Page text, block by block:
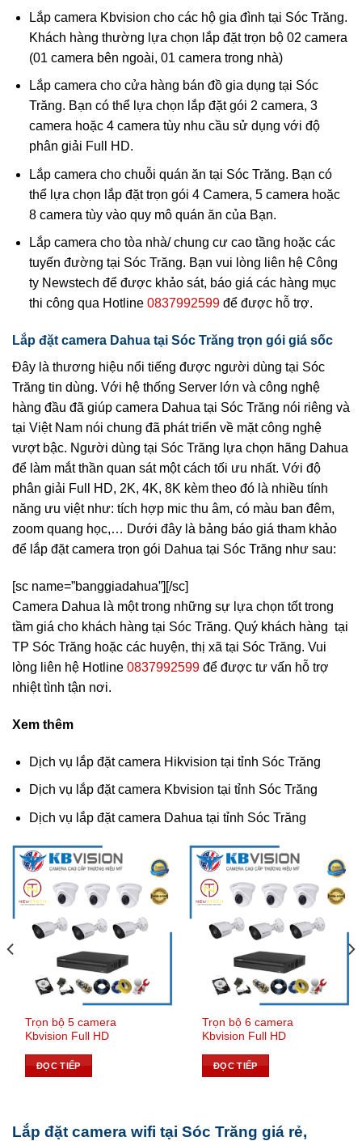
Lắp camera Kbvision cho các hộ gia đình tại Sóc Trăng.
Khách hàng thường lựa chọn lắp đặt trọn bộ 02 camera
(01 camera bên ngoài, 01 camera trong nhà)
Lắp camera cho cửa hàng bán đồ gia dụng tại Sóc
Trăng. Bạn có thể lựa chọn lắp đặt gói 2 camera, 3
camera hoặc 4 camera tùy nhu cầu sử dụng với độ
phân giải Full HD.
Lắp camera cho chuỗi quán ăn tại Sóc Trăng. Bạn có
thể lựa chọn lắp đặt trọn gói 4 Camera, 5 camera hoặc
8 camera tùy vào quy mô quán ăn của Bạn.
Lắp camera cho tòa nhà/ chung cư cao tầng hoặc các
tuyến đường tại Sóc Trăng. Bạn vui lòng liên hệ Công
ty Newstech để được khảo sát, báo giá các hàng mục
thi công qua Hotline 0837992599để được hỗ trợ.
Lắp đặt camera Dahua tại Sóc Trăng trọn gói giá sốc
Đây là thương hiệu nổi tiếng được người dùng tại Sóc
Trăng tin dùng. Với hệ thống Server lớn và công nghệ
hàng đầu đã giúp camera Dahua tại Sóc Trăng nói riêng và
tại Việt Nam nói chung đã phát triển về mặt công nghệ
vượt bậc. Người dùng tại Sóc Trăng lựa chọn hãng Dahua
để làm mắt thần quan sát một cách tối ưu nhất. Với độ
phân giải Full HD, 2K, 4K, 8K kèm theo đó là nhiều tính
năng ưu việt như: tích hợp mic thu âm, có màu ban đêm,
zoom quang học,… Dưới đây là bảng báo giá tham khảo
để lắp đặt camera trọn gói Dahua tại Sóc Trăng như sau:
[sc name=”banggiadahua”][/sc]
Camera Dahua là một trong những sự lựa chọn tốt trong
tầm giá cho khách hàng tại Sóc Trăng. Quý khách hàng tại
TP Sóc Trăng hoặc các huyện, thị xã tại Sóc Trăng. Vui
lòng liên hệ Hotline 0837992599 để được tư vấn hỗ trợ
nhiệt tình tận nơi.
Xem thêm
Dịch vụ lắp đặt camera Hikvision tại tỉnh Sóc Trăng
Dịch vụ lắp đặt camera Kbvision tại tỉnh Sóc Trăng
Dịch vụ lắp đặt camera Dahua tại tỉnh Sóc Trăng
Trọn bộ 5 camera
Kbvision Full HD
ĐỌC TIẾP
Trọn bộ 6 camera
Kbvision Full HD
ĐỌC TIẾP
Lắp đặt camera wifi tại Sóc Trăng giá rẻ,